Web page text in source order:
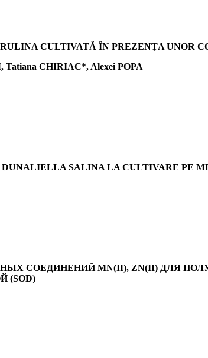
CULTIVATĂ ÎN PREZENŢA UNOR
CHIRIAC*, Alexei POPA
SALINA LA CULTIVARE PE
СОЕДИНЕНИЙ MN(II), ZN(II) ДЛЯ
(SOD)